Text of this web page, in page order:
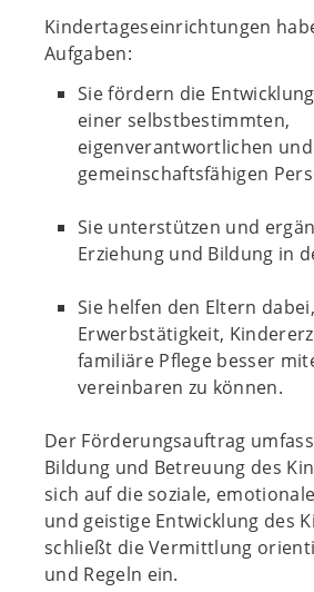
Kindertageseinrichtungen
Aufgaben:
Sie fördern die
einer selbstbestimmten,
eigenverantwortlichen und
gemeinschaftsfähigen
Sie unterstützen und
Erziehung und Bildung in
Sie helfen den Eltern dabei,
Erwerbstätigkeit,
familiäre Pflege besser
vereinbaren zu können.
Der Förderungsauftrag
Bildung und Betreuung des
sich auf die soziale,
und geistige Entwicklung des
schließt die Vermittlung
und Regeln ein.